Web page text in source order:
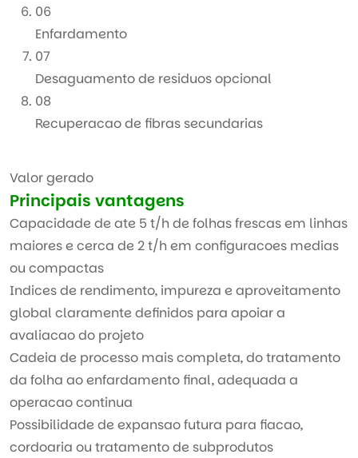
06
Enfardamento
07
Desaguamento de residuos opcional
08
Recuperacao de fibras secundarias
Valor gerado
Principais vantagens
Capacidade de ate 5 t/h de folhas frescas em linhas
maiores e cerca de 2 t/h em configuracoes medias
ou compactas
Indices de rendimento, impureza e aproveitamento
global claramente definidos para apoiar a
avaliacao do projeto
Cadeia de processo mais completa, do tratamento
da folha ao enfardamento final, adequada a
operacao continua
Possibilidade de expansao futura para fiacao,
cordoaria ou tratamento de subprodutos